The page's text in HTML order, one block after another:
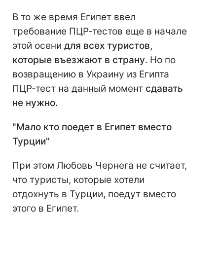
В то же время Египет ввел
требование ПЦР-тестов еще в начале
этой осени для всех туристов,
которые въезжают в страну. Но по
возвращению в Украину из Египта
ПЦР-тест на данный момент сдавать
не нужно.
"Мало кто поедет в Египет вместо
Турции"
При этом Любовь Чернега не считает,
что туристы, которые хотели
отдохнуть в Турции, поедут вместо
этого в Египет.